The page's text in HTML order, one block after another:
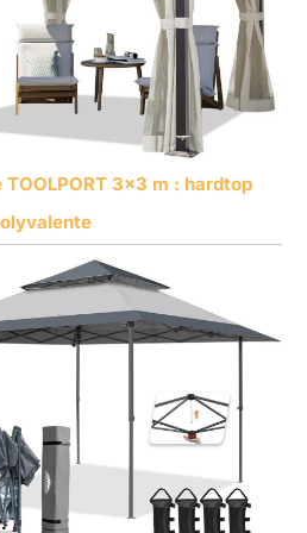
3×3 m : hardtop